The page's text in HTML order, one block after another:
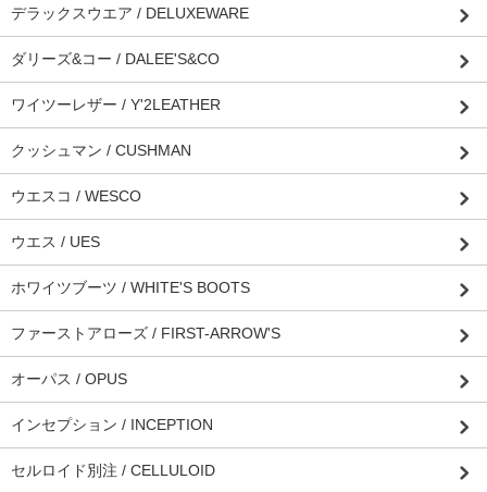
デラックスウエア / DELUXEWARE
ダリーズ&コー / DALEE'S&CO
ワイツーレザー / Y'2LEATHER
クッシュマン / CUSHMAN
ウエスコ / WESCO
ウエス / UES
ホワイツブーツ / WHITE'S BOOTS
ファーストアローズ / FIRST-ARROW'S
オーパス / OPUS
インセプション / INCEPTION
セルロイド別注 / CELLULOID